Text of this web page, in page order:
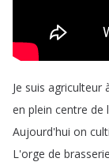
Je suis agriculteur
en plein centre de
Aujourd'hui on
L'orge de brasserie